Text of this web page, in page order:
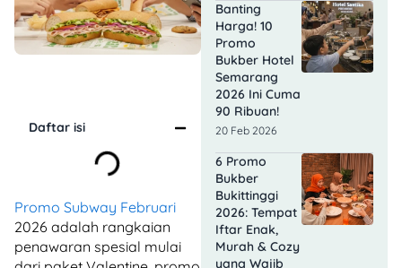
Daftar isi
Promo Subway Februari
2026 adalah rangkaian
penawaran spesial mulai
Banting
Harga! 10
Promo
Bukber Hotel
Semarang
2026 Ini Cuma
90 Ribuan!
20 Feb 2026
6 Promo
Bukber
Bukittinggi
2026: Tempat
Iftar Enak,
Murah & Cozy
yang Wajib